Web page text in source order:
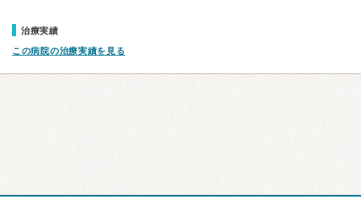
治療実績
この病院の治療実績を見る